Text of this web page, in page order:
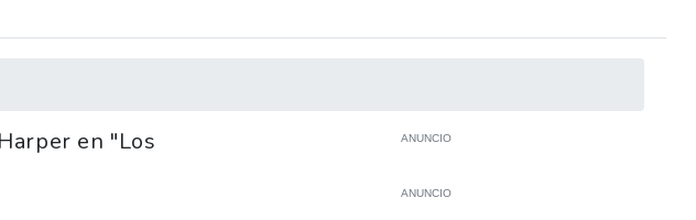
en "Los
ANUNCIO
ANUNCIO